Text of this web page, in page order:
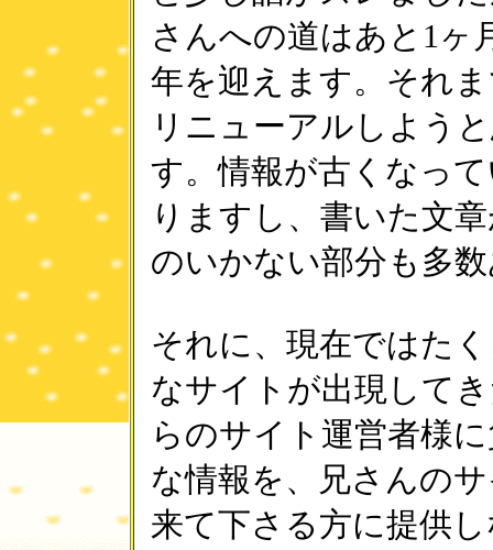
さんへの道はあと1ヶ
年を迎えます。それ
リニューアルしよう
す。情報が古くなっ
りますし、書いた文
のいかない部分も多
それに、現在ではた
なサイトが出現して
らのサイト運営者様
な情報を、兄さんの
来て下さる方に提供